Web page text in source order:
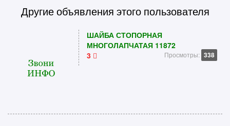
Другие объявления этого пользователя
ШАЙБА СТОПОРНАЯ
МНОГОЛАПЧАТАЯ 11872
3
Просмотры: 338